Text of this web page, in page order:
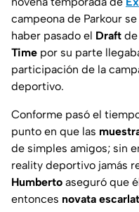
campeona de Parkour
haber pasado el Draft
Time por su parte
participación de la
deportivo.
Conforme pasó el
punto en que las
de simples amigos; sin
reality deportivo jamás
Humberto aseguró que
entonces novata